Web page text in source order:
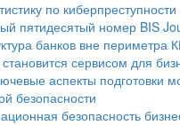
по
пятидесятый номер BIS
банков вне периметра
сервисом для
аспекты подготовки
безопасности
безопасность